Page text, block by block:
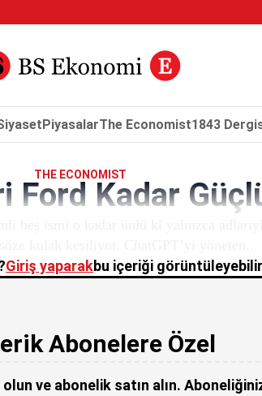
PiyasalarThe Economist1843
THE ECONOMIST
Ford Kadar
Giriş yaparakbu içeriği
Abonelere Özel
olun ve abonelik satın alın.